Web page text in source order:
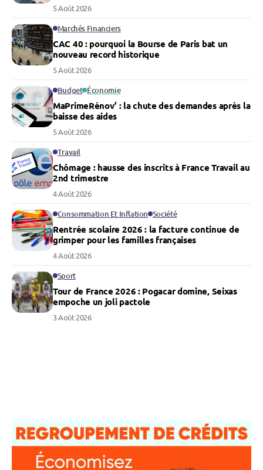
5 Août 2026
Marchés Financiers
CAC 40 : pourquoi la Bourse de Paris bat un
nouveau record historique
5 Août 2026
Budget Économie
MaPrimeRénov’ : la chute des demandes après la
baisse des aides
5 Août 2026
Travail
Chômage : hausse des inscrits à France Travail au
2nd trimestre
4 Août 2026
Consommation Et Inflation Société
Rentrée scolaire 2026 : la facture continue de
grimper pour les familles françaises
4 Août 2026
Sport
Tour de France 2026 : Pogacar domine, Seixas
empoche un joli pactole
3 Août 2026